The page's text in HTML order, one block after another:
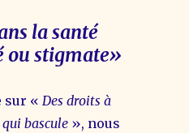
la santé
ou stigmate»
sur « Des droits à
bascule », nous